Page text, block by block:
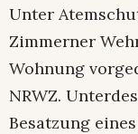
Unter
Zimmerner
Wohnung
NRWZ.
Besatzung